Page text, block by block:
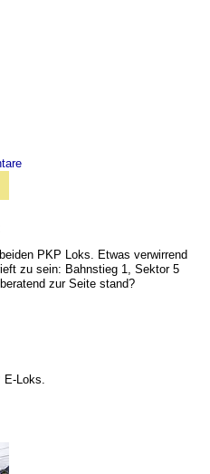
PKP Loks. Etwas verwirrend
zu sein: Bahnstieg 1, Sektor 5
zur Seite stand?
E-Loks.